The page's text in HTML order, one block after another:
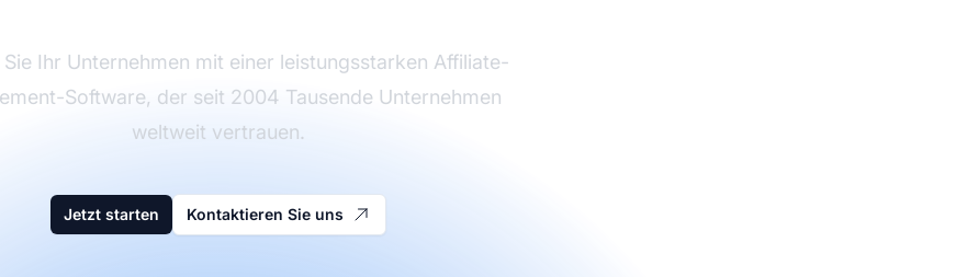
Sie Ihr Unternehmen mit einer leistungsstarken Affiliate-
Software, der seit 2004 Tausende Unternehmen
weltweit vertrauen.
Jetzt starten Kontaktieren Sie uns